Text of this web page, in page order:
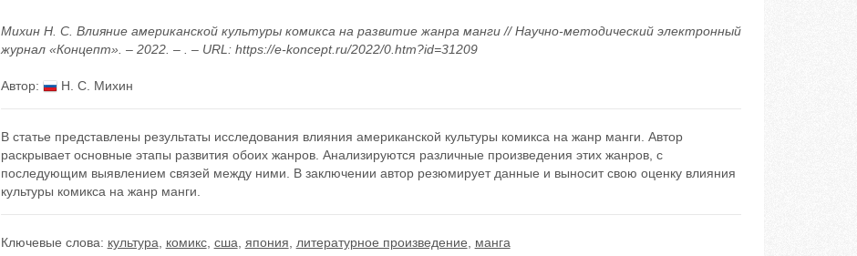
Михин Н. С. Влияние американской культуры комикса на развитие жанра манги // Научно-методический электронный
журнал «Концепт». – 2022. – . – URL: https://e-koncept.ru/2022/0.htm?id=31209
Автор: Н. С. Михин
В статье представлены результаты исследования влияния американской культуры комикса на жанр манги. Автор
раскрывает основные этапы развития обоих жанров. Анализируются различные произведения этих жанров, с
последующим выявлением связей между ними. В заключении автор резюмирует данные и выносит свою оценку влияния
культуры комикса на жанр манги.
Ключевые слова: культура комикс, сша япония литературное произведение манга